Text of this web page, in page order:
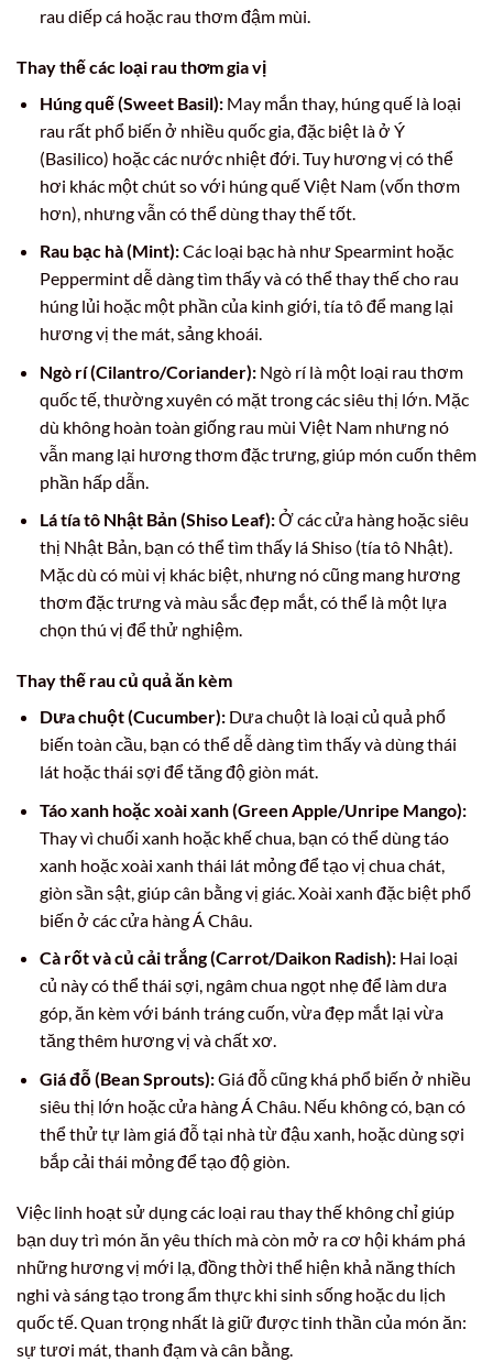
rau diếp cá hoặc rau thơm đậm mùi.
Thay thế các loại rau thơm gia vị
Húng quế (Sweet Basil):May mắn thay, húng quế là loại
rau rất phổ biến ở nhiều quốc gia, đặc biệt là ở Ý
(Basilico) hoặc các nước nhiệt đới. Tuy hương vị có thể
hơi khác một chút so với húng quế Việt Nam (vốn thơm
hơn), nhưng vẫn có thể dùng thay thế tốt.
Rau bạc hà (Mint):Các loại bạc hà như Spearmint hoặc
Peppermint dễ dàng tìm thấy và có thể thay thế cho rau
húng lủi hoặc một phần của kinh giới, tía tô để mang lại
hương vị the mát, sảng khoái.
Ngò rí (Cilantro/Coriander):Ngò rí là một loại rau thơm
quốc tế, thường xuyên có mặt trong các siêu thị lớn. Mặc
dù không hoàn toàn giống rau mùi Việt Nam nhưng nó
vẫn mang lại hương thơm đặc trưng, giúp món cuốn thêm
phần hấp dẫn.
Lá tía tô Nhật Bản (Shiso Leaf):Ở các cửa hàng hoặc siêu
thị Nhật Bản, bạn có thể tìm thấy lá Shiso (tía tô Nhật).
Mặc dù có mùi vị khác biệt, nhưng nó cũng mang hương
thơm đặc trưng và màu sắc đẹp mắt, có thể là một lựa
chọn thú vị để thử nghiệm.
Thay thế rau củ quả ăn kèm
Dưa chuột (Cucumber):Dưa chuột là loại củ quả phổ
biến toàn cầu, bạn có thể dễ dàng tìm thấy và dùng thái
lát hoặc thái sợi để tăng độ giòn mát.
Táo xanh hoặc xoài xanh (Green Apple/Unripe Mango):
Thay vì chuối xanh hoặc khế chua, bạn có thể dùng táo
xanh hoặc xoài xanh thái lát mỏng để tạo vị chua chát,
giòn sần sật, giúp cân bằng vị giác. Xoài xanh đặc biệt phổ
biến ở các cửa hàng Á Châu.
Cà rốt và củ cải trắng (Carrot/Daikon Radish):Hai loại
củ này có thể thái sợi, ngâm chua ngọt nhẹ để làm dưa
góp, ăn kèm với bánh tráng cuốn, vừa đẹp mắt lại vừa
tăng thêm hương vị và chất xơ.
Giá đỗ (Bean Sprouts):Giá đỗ cũng khá phổ biến ở nhiều
siêu thị lớn hoặc cửa hàng Á Châu. Nếu không có, bạn có
thể thử tự làm giá đỗ tại nhà từ đậu xanh, hoặc dùng sợi
bắp cải thái mỏng để tạo độ giòn.
Việc linh hoạt sử dụng các loại rau thay thế không chỉ giúp
bạn duy trì món ăn yêu thích mà còn mở ra cơ hội khám phá
những hương vị mới lạ, đồng thời thể hiện khả năng thích
nghi và sáng tạo trong ẩm thực khi sinh sống hoặc du lịch
quốc tế. Quan trọng nhất là giữ được tinh thần của món ăn:
sự tươi mát, thanh đạm và cân bằng.